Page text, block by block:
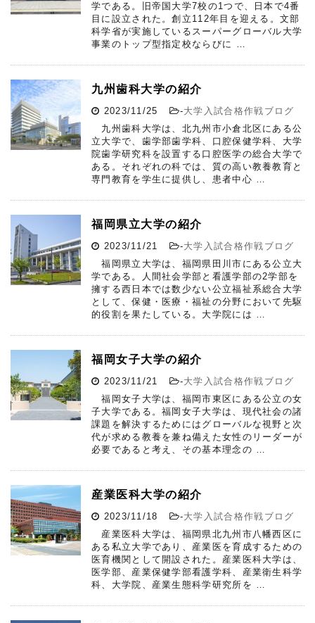
学である。旧帝国大学7校の1つで、日本で4番
目に設立された。創立112年目を迎える。文部
科学省が実施しているスーパーグローバル大学
事業のトップ型指定校ならびに …
九州歯科大学の紹介
2023/11/25 -大学入試合格作戦ブログ
九州歯科大学は、北九州市小倉北区にある公
立大学で、歯学部歯学科、口腔保健学科、大学
院歯学研究科を設置する口腔医学の総合大学で
ある。それぞれの科では、質の高い教養教育と
専門教育を学生に提供し、患者中心 …
福岡県立大学の紹介
2023/11/21 -大学入試合格作戦ブログ
福岡県立大学は、福岡県田川市にある公立大
学である。人間社会学部と看護学部の2学部を
擁する西日本では数少ない公立福祉系総合大学
として、保健・医療・福祉の分野において先駆
的役割を果たしている。大学院には …
福岡女子大学の紹介
2023/11/21 -大学入試合格作戦ブログ
福岡女子大学は、福岡市東区にある公立の女
子大学である。福岡女子大学は、現代社会の諸
課題を解決するためにはグローバルな視野と次
代が求める教養を兼ね備えた女性のリーダーが
必要であると考え、その基本理念の …
産業医科大学の紹介
2023/11/18 -大学入試合格作戦ブログ
産業医科大学は、福岡県北九州市八幡西区に
ある私立大学であり、産業医を育成するための
医育機関として開設された。産業医科大学は、
医学部、産業保健学部看護学科、産業衛生科学
科、大学院、産業生態科学研究所を …